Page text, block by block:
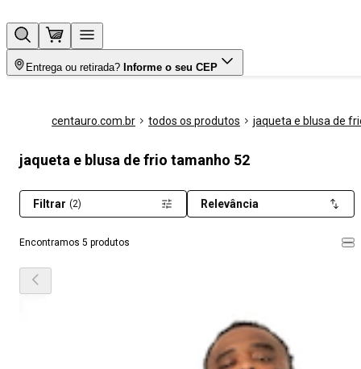
Entrega ou retirada? Informe o seu CEP
centauro.com.br todos os produtos jaqueta e blusa de
jaqueta e blusa de frio tamanho 52
Encontramos 5 produtos
Filtrar (2) Relevância